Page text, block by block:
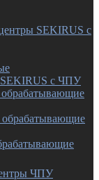
SEKIRUS с
ЧПУ